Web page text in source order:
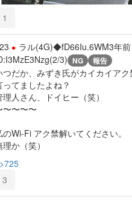
1
ラル(4G)◆fD66Iu.6WM3年前
3) NG 報告
つだか、みずき氏がカイカイア
ってましたよね？
理人さん、ドイヒー（笑）
〜〜〜〜
のWi-Fi アク禁解いてください。
理か（笑）
3